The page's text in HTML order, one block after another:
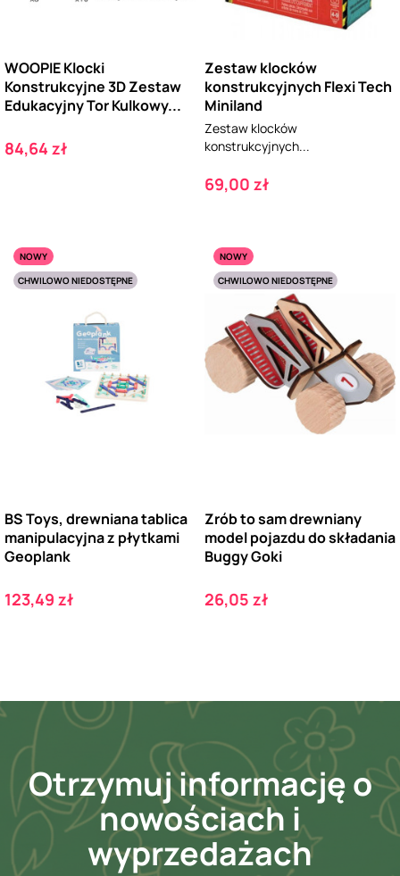
WOOPIE Klocki
Konstrukcyjne 3D Zestaw
Edukacyjny Tor Kulkowy...
Cena
84,64 zł
Zestaw klocków
konstrukcyjnych Flexi Tech
Miniland
Zestaw klocków
konstrukcyjnych...
Cena
69,00 zł
NOWY
CHWILOWO NIEDOSTĘPNE
BS Toys, drewniana tablica
manipulacyjna z płytkami
Geoplank
Cena
123,49 zł
NOWY
CHWILOWO NIEDOSTĘPNE
Zrób to sam drewniany
model pojazdu do składania
Buggy Goki
Cena
26,05 zł
Otrzymuj informację o
nowościach i
wyprzedażach